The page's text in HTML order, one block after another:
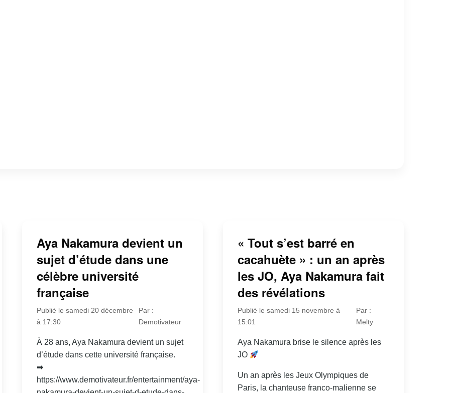
Aya Nakamura devient un
sujet d’étude dans une
célèbre université
française
Publié le samedi 20 décembre
à 17:30
Par :
Demotivateur
À 28 ans, Aya Nakamura devient un sujet
d’étude dans cette université française.
➡
https://www.demotivateur.fr/entertainment/aya-
« Tout s’est barré en
cacahuète » : un an après
les JO, Aya Nakamura fait
des révélations
Publié le samedi 15 novembre à
15:01
Par :
Melty
Aya Nakamura brise le silence après les
JO
Un an après les Jeux Olympiques de
Paris, la chanteuse franco-malienne se